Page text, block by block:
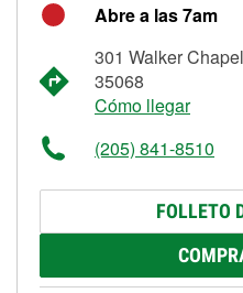
Abre a las 7am
301 Walker
35068
Cómo llegar
(205) 841-8510
FOLLETO